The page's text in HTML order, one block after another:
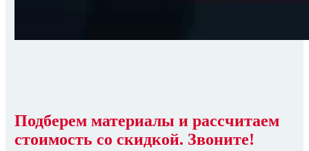
Подберем материалы и рассчитаем
стоимость со скидкой. Звоните!